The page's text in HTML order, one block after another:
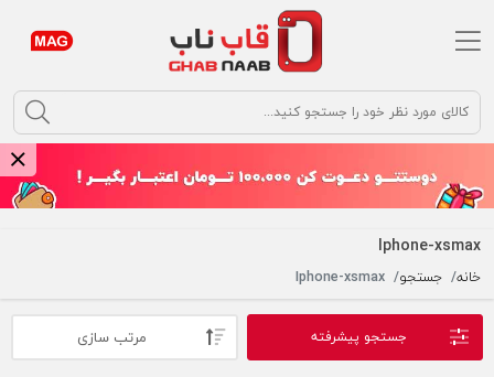
Iphone-xsmax
خانه جستجو Iphone-xsmax
جستجو پیشرفته مرتب سازی